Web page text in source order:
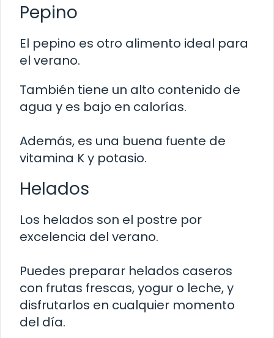
Pepino
El pepino es otro alimento ideal para
el verano.
También tiene un alto contenido de
agua y es bajo en calorías.
Además, es una buena fuente de
vitamina K y potasio.
Helados
Los helados son el postre por
excelencia del verano.
Puedes preparar helados caseros
con frutas frescas, yogur o leche, y
disfrutarlos en cualquier momento
del día.